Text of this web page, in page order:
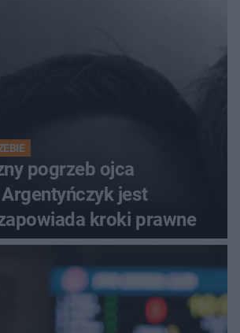
pogrzeb ojca
jest
kroki prawne